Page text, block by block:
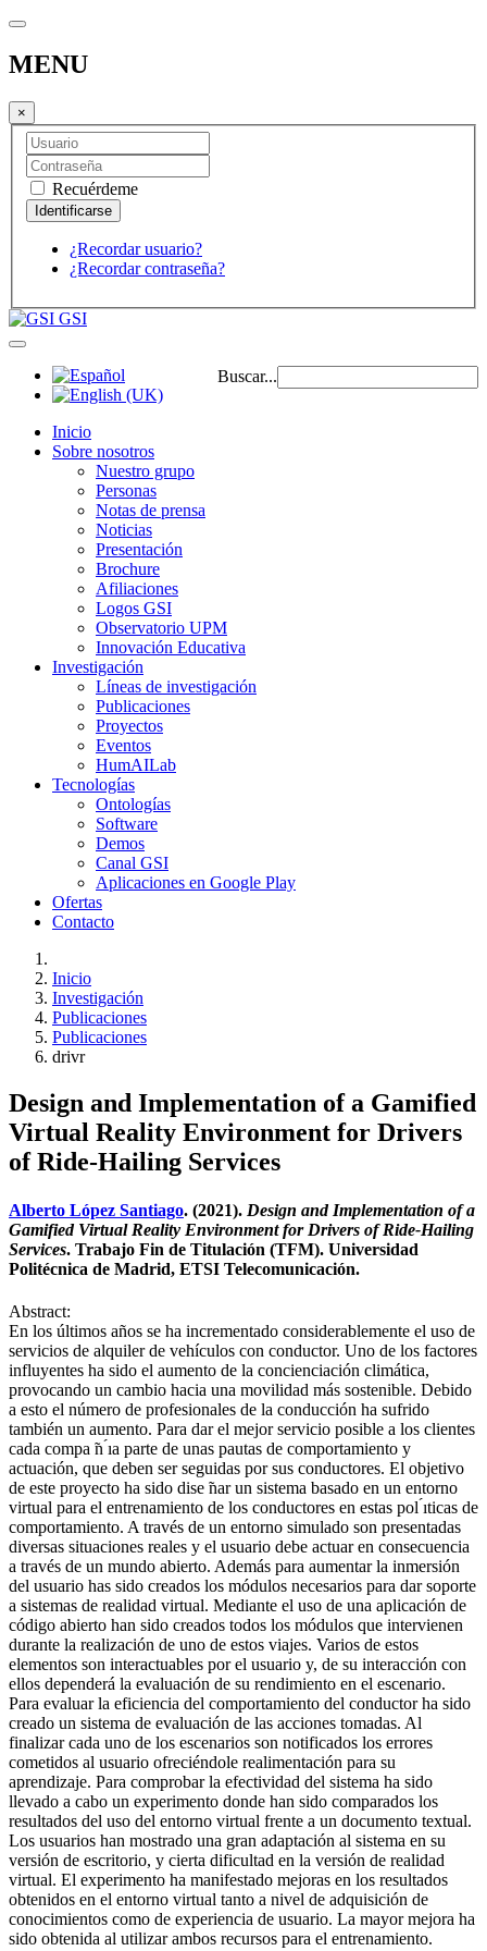
MENU
×
Recuérdeme
¿Recordar usuario?
¿Recordar contraseña?
GSI
Buscar...
Inicio
Sobre nosotros
Nuestro grupo
Personas
Notas de prensa
Noticias
Presentación
Brochure
Afiliaciones
Logos GSI
Observatorio UPM
Innovación Educativa
Investigación
Líneas de investigación
Publicaciones
Proyectos
Eventos
HumAILab
Tecnologías
Ontologías
Software
Demos
Canal GSI
Aplicaciones en Google Play
Ofertas
Contacto
Inicio
Investigación
Publicaciones
Publicaciones
drivr
Design and Implementation of a Gamified
Virtual Reality Environment for Drivers
of Ride-Hailing Services
Alberto López Santiago. (2021). Design and Implementation of a
Gamified Virtual Reality Environment for Drivers of Ride-Hailing
Services. Trabajo Fin de Titulación (TFM). Universidad
Politécnica de Madrid, ETSI Telecomunicación.
Abstract:
En los últimos años se ha incrementado considerablemente el uso de
servicios de alquiler de vehículos con conductor. Uno de los factores
influyentes ha sido el aumento de la concienciación climática,
provocando un cambio hacia una movilidad más sostenible. Debido
a esto el número de profesionales de la conducción ha sufrido
también un aumento. Para dar el mejor servicio posible a los clientes
cada compa ̃n ́ıa parte de unas pautas de comportamiento y
actuación, que deben ser seguidas por sus conductores. El objetivo
de este proyecto ha sido dise ̃nar un sistema basado en un entorno
virtual para el entrenamiento de los conductores en estas pol ́ıticas de
comportamiento. A través de un entorno simulado son presentadas
diversas situaciones reales y el usuario debe actuar en consecuencia
a través de un mundo abierto. Además para aumentar la inmersión
del usuario has sido creados los módulos necesarios para dar soporte
a sistemas de realidad virtual. Mediante el uso de una aplicación de
código abierto han sido creados todos los módulos que intervienen
durante la realización de uno de estos viajes. Varios de estos
elementos son interactuables por el usuario y, de su interacción con
ellos dependerá la evaluación de su rendimiento en el escenario.
Para evaluar la eficiencia del comportamiento del conductor ha sido
creado un sistema de evaluación de las acciones tomadas. Al
finalizar cada uno de los escenarios son notificados los errores
cometidos al usuario ofreciéndole realimentación para su
aprendizaje. Para comprobar la efectividad del sistema ha sido
llevado a cabo un experimento donde han sido comparados los
resultados del uso del entorno virtual frente a un documento textual.
Los usuarios han mostrado una gran adaptación al sistema en su
versión de escritorio, y cierta dificultad en la versión de realidad
virtual. El experimento ha manifestado mejoras en los resultados
obtenidos en el entorno virtual tanto a nivel de adquisición de
conocimientos como de experiencia de usuario. La mayor mejora ha
sido obtenida al utilizar ambos recursos para el entrenamiento.